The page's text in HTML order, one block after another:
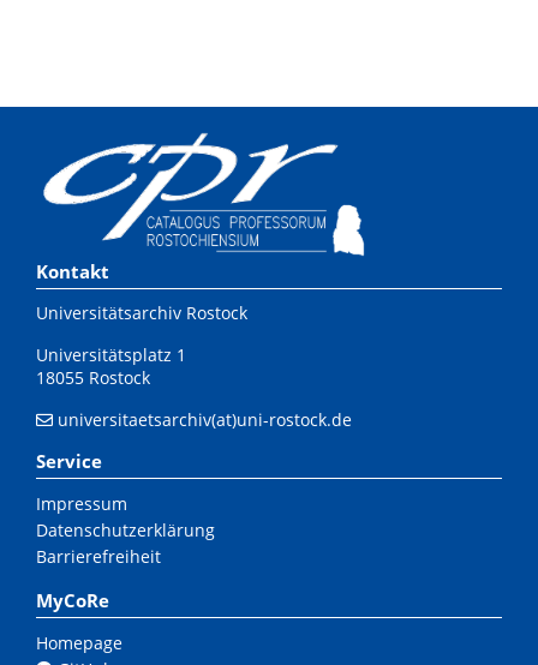
Kontakt
Universitätsarchiv Rostock
Universitätsplatz 1
18055 Rostock
universitaetsarchiv(at)uni-rostock.de
Service
Impressum
Datenschutzerklärung
Barrierefreiheit
MyCoRe
Homepage